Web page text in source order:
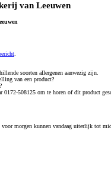
van Leeuwen
soorten allergenen aanwezig zijn.
van een product?
0172-508125 om te horen of dit product
morgen kunnen vandaag uiterlijk tot